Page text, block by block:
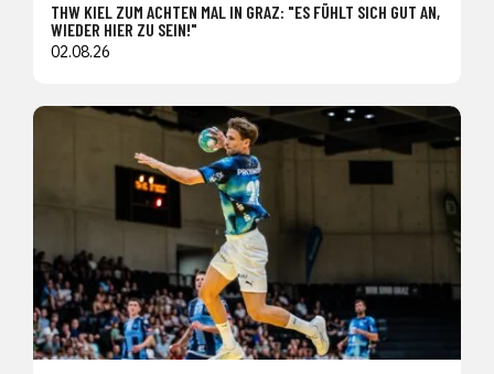
THW KIEL ZUM ACHTEN MAL IN GRAZ: "ES FÜHLT SICH GUT AN,
WIEDER HIER ZU SEIN!"
02.08.26